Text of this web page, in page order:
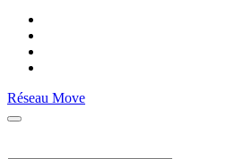
Réseau Move